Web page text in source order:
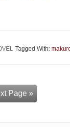
Tagged With:
Page »